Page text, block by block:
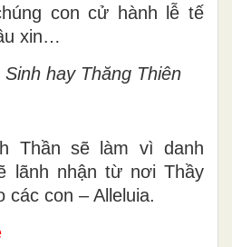
con cử hành lễ tế
xin…
hay Thăng Thiên
Thần sẽ làm vì danh
lãnh nhận từ nơi Thầy
các con – Alleluia.